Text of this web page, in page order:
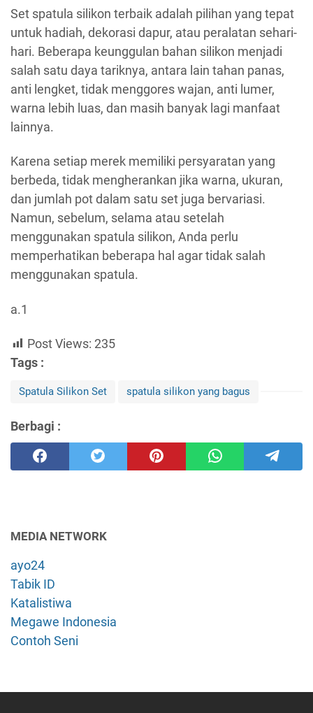
Set spatula silikon terbaik adalah pilihan yang tepat
untuk hadiah, dekorasi dapur, atau peralatan sehari-
hari. Beberapa keunggulan bahan silikon menjadi
salah satu daya tariknya, antara lain tahan panas,
anti lengket, tidak menggores wajan, anti lumer,
warna lebih luas, dan masih banyak lagi manfaat
lainnya.
Karena setiap merek memiliki persyaratan yang
berbeda, tidak mengherankan jika warna, ukuran,
dan jumlah pot dalam satu set juga bervariasi.
Namun, sebelum, selama atau setelah
menggunakan spatula silikon, Anda perlu
memperhatikan beberapa hal agar tidak salah
menggunakan spatula.
a.1
Post Views: 235
Tags :
Spatula Silikon Set spatula silikon yang bagus
Berbagi :
MEDIA NETWORK
ayo24
Tabik ID
Katalistiwa
Megawe Indonesia
Contoh Seni